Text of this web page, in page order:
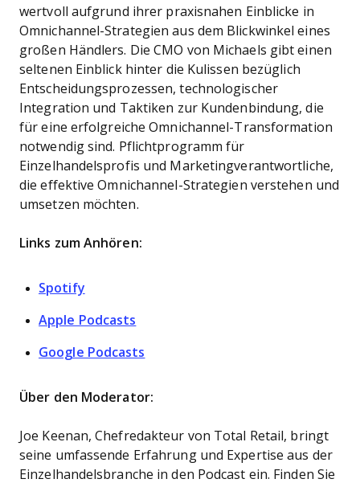
wertvoll aufgrund ihrer praxisnahen Einblicke in
Omnichannel-Strategien aus dem Blickwinkel eines
großen Händlers. Die CMO von Michaels gibt einen
seltenen Einblick hinter die Kulissen bezüglich
Entscheidungsprozessen, technologischer
Integration und Taktiken zur Kundenbindung, die
für eine erfolgreiche Omnichannel-Transformation
notwendig sind. Pflichtprogramm für
Einzelhandelsprofis und Marketingverantwortliche,
die effektive Omnichannel-Strategien verstehen und
umsetzen möchten.
Links zum Anhören:
Spotify
Apple Podcasts
Google Podcasts
Über den Moderator:
Joe Keenan, Chefredakteur von Total Retail, bringt
seine umfassende Erfahrung und Expertise aus der
Einzelhandelsbranche in den Podcast ein. Finden Sie